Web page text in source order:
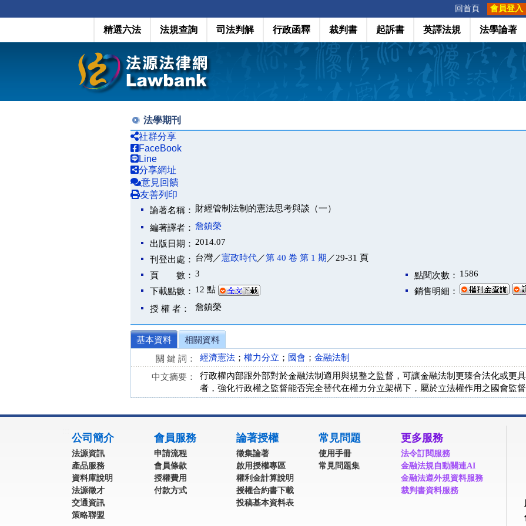
回首頁 會員登入
精選六法 法規查詢 司法判解 行政函釋 裁判書 起訴書 英譯法規 法學論著
法學期刊
社群分享
FaceBook
Line
分享網址
意見回饋
友善列印
論著名稱： 財經管制法制的憲法思考與談（一）
編著譯者： 詹鎮榮
出版日期： 2014.07
刊登出處： 台灣／憲政時代／第 40 卷 第 1 期 ／29-31 頁
頁 數： 3 點閱次數： 1586
下載點數： 12 點
銷售明細：
授 權 者：
詹鎮榮
基本資料
相關資料
關 鍵 詞：
經濟憲法 ； 權力分立 ； 國會 ； 金融法制
中文摘要：
行政權內部跟外部對於金融法制適用與規整之監督，可讓金融法制更臻合法化或更
者，強化行政權之監督能否完全替代在權力分立架構下，屬於立法權作用之國會監督
公司簡介
法源資訊
產品服務
資料庫說明
法源徵才
交通資訊
策略聯盟
會員服務
申請流程
會員條款
授權費用
付款方式
論著授權
徵集論著
啟用授權專區
權利金計算說明
授權合約書下載
投稿基本資料表
常見問題
使用手冊
常見問題集
更多服務
法令訂閱服務
金融法規自動關連AI
金融法遵外規資料服務
裁判書資料服務